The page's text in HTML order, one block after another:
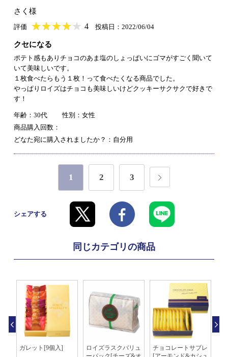
さく様
評価 ★★★★★
★★★★★ 4 投稿日：2022/06/04
クセになる
ポテト感もありチョコのあま塩のしょっぱいにゴマがすごく聞いて
いて美味しいです。
１枚食べたらもう１枚！って食べたくなる商品でした。
やっぱりロイズはチョコも美味しいけどクッキーサクサクで好きで
す！
年齢：30代
性別：女性
商品購入回数：
どなた宛に購入されましたか？：自分用
1 2 3
シェアする
同じカテゴリの商品
ガレット[9個入]
ロイズラスクバリュ
チョコレートサブレ